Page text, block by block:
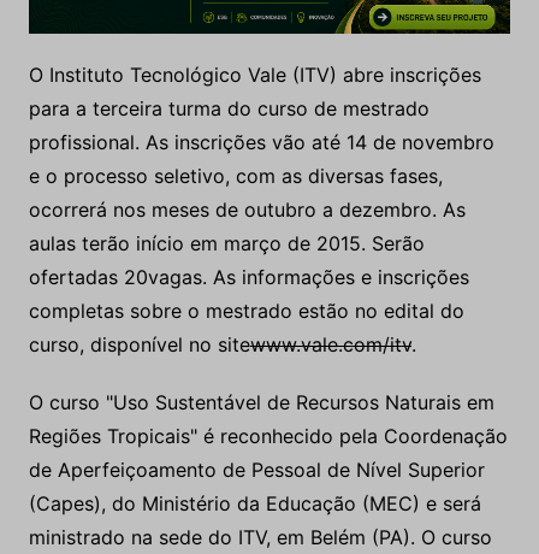
O Instituto Tecnológico Vale (ITV) abre inscrições
para a terceira turma do curso de mestrado
profissional. As inscrições vão até 14 de novembro
e o processo seletivo, com as diversas fases,
ocorrerá nos meses de outubro a dezembro. As
aulas terão início em março de 2015. Serão
ofertadas 20vagas. As informações e inscrições
completas sobre o mestrado estão no edital do
curso, disponível no sitewww.vale.com/itv.
O curso "Uso Sustentável de Recursos Naturais em
Regiões Tropicais" é reconhecido pela Coordenação
de Aperfeiçoamento de Pessoal de Nível Superior
(Capes), do Ministério da Educação (MEC) e será
ministrado na sede do ITV, em Belém (PA). O curso